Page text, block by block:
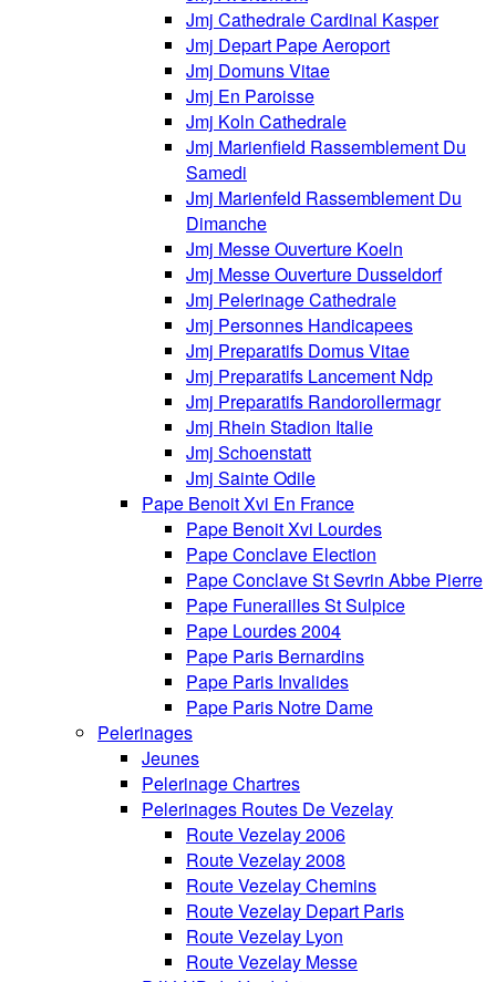
Jmj Cathedrale Cardinal Kasper
Jmj Depart Pape Aeroport
Jmj Domuns Vitae
Jmj En Paroisse
Jmj Koln Cathedrale
Jmj Marienfield Rassemblement Du
Samedi
Jmj Marienfeld Rassemblement Du
Dimanche
Jmj Messe Ouverture Koeln
Jmj Messe Ouverture Dusseldorf
Jmj Pelerinage Cathedrale
Jmj Personnes Handicapees
Jmj Preparatifs Domus Vitae
Jmj Preparatifs Lancement Ndp
Jmj Preparatifs Randorollermagr
Jmj Rhein Stadion Italie
Jmj Schoenstatt
Jmj Sainte Odile
Pape Benoit Xvi En France
Pape Benoit Xvi Lourdes
Pape Conclave Election
Pape Conclave St Sevrin Abbe Pierre
Pape Funerailles St Sulpice
Pape Lourdes 2004
Pape Paris Bernardins
Pape Paris Invalides
Pape Paris Notre Dame
Pelerinages
Jeunes
Pelerinage Chartres
Pelerinages Routes De Vezelay
Route Vezelay 2006
Route Vezelay 2008
Route Vezelay Chemins
Route Vezelay Depart Paris
Route Vezelay Lyon
Route Vezelay Messe